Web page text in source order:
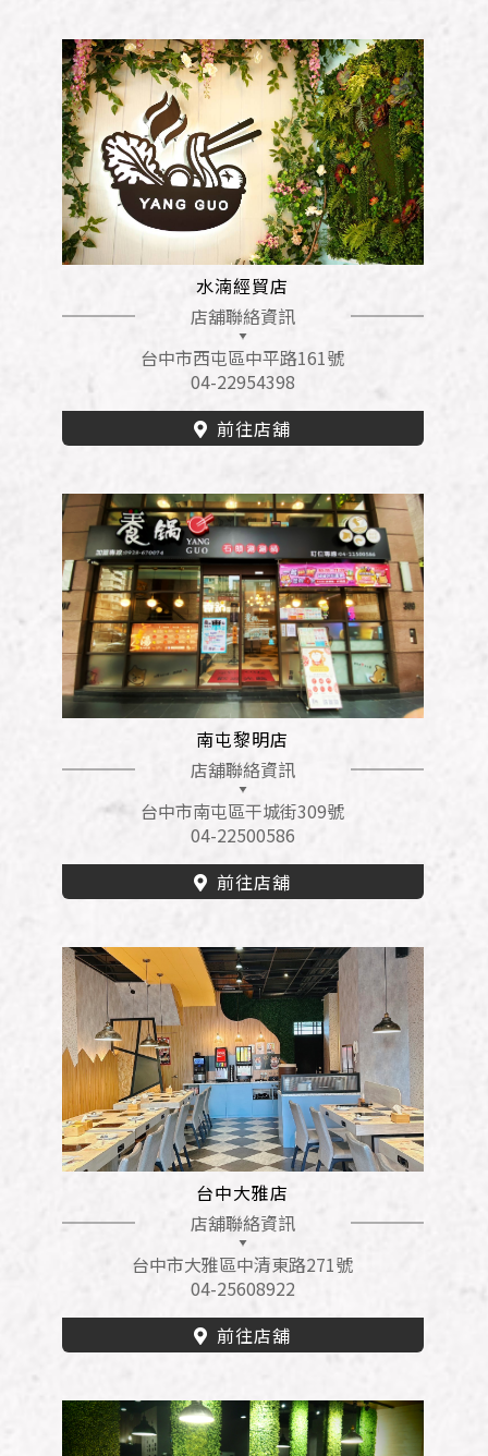
水湳經貿店
店舖聯絡資訊
台中市西屯區中平路161號
04-22954398
前往店舖
南屯黎明店
店舖聯絡資訊
台中市南屯區干城街309號
04-22500586
前往店舖
台中大雅店
店舖聯絡資訊
台中市大雅區中清東路271號
04-25608922
前往店舖